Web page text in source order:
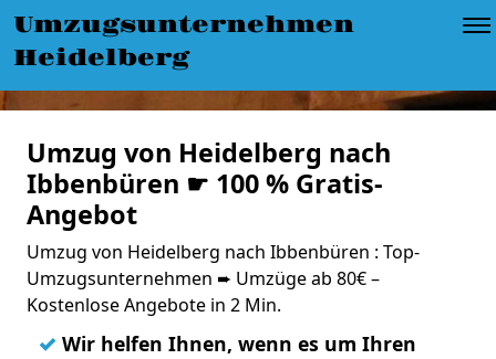
Umzugsunternehmen
Heidelberg
Umzug von Heidelberg nach
Ibbenbüren ☛ 100 % Gratis-
Angebot
Umzug von Heidelberg nach Ibbenbüren : Top-
Umzugsunternehmen ➨ Umzüge ab 80€ –
Kostenlose Angebote in 2 Min.
✓ Wir helfen Ihnen, wenn es um Ihren